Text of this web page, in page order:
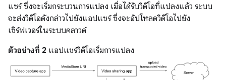
แชร์ ซึ่งจะเริ่มกระบวนการแปลง เมื่อได้รับวิดีโอที่แปลงแล้ว ระบบ
จะส่งวิดีโอดังกล่าวไปยังแอปแชร์ ซึ่งจะอัปโหลดวิดีโอไปยัง
เซิร์ฟเวอร์ในระบบคลาวด์
ตัวอย่างที่ 2 แอปแชร์วิดีโอเริ่มการแปลง